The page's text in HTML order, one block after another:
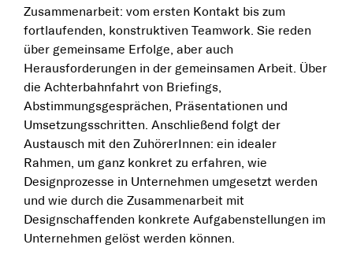
Zusammenarbeit: vom ersten Kontakt bis zum
fortlaufenden, konstruktiven Teamwork. Sie reden
über gemeinsame Erfolge, aber auch
Herausforderungen in der gemeinsamen Arbeit. Über
die Achterbahnfahrt von Briefings,
Abstimmungsgesprächen, Präsentationen und
Umsetzungsschritten. Anschließend folgt der
Austausch mit den ZuhörerInnen: ein idealer
Rahmen, um ganz konkret zu erfahren, wie
Designprozesse in Unternehmen umgesetzt werden
und wie durch die Zusammenarbeit mit
Designschaffenden konkrete Aufgabenstellungen im
Unternehmen gelöst werden können.